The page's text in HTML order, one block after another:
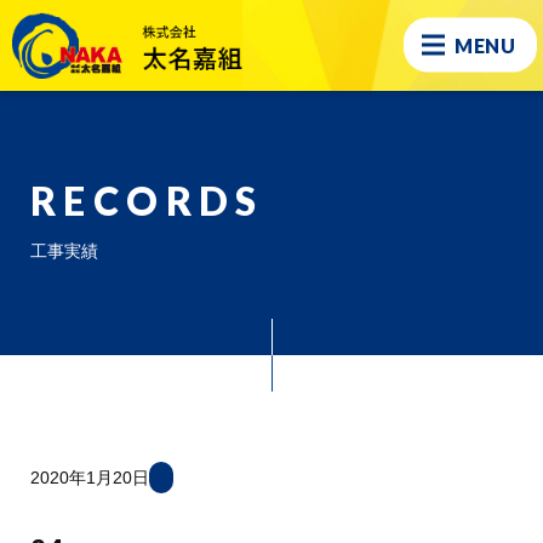
MENU
RECORDS
工事実績
2020年1月20日